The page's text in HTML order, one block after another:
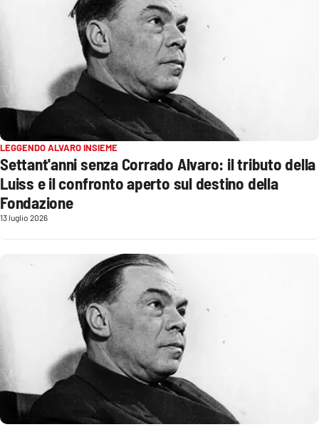
RUBRICHE
Good Morning Vietnam
Parchi Marini Calabria
Leggendo Alvaro insieme
Imprese Di Calabria
Le perfidie di Antonella Grippo
Venti di comunicazione
STREAMING
LaC TV
LEGGENDO ALVARO INSIEME
Settant'anni senza Corrado Alvaro: il tributo della
Luiss e il confronto aperto sul destino della
Fondazione
13 luglio 2026